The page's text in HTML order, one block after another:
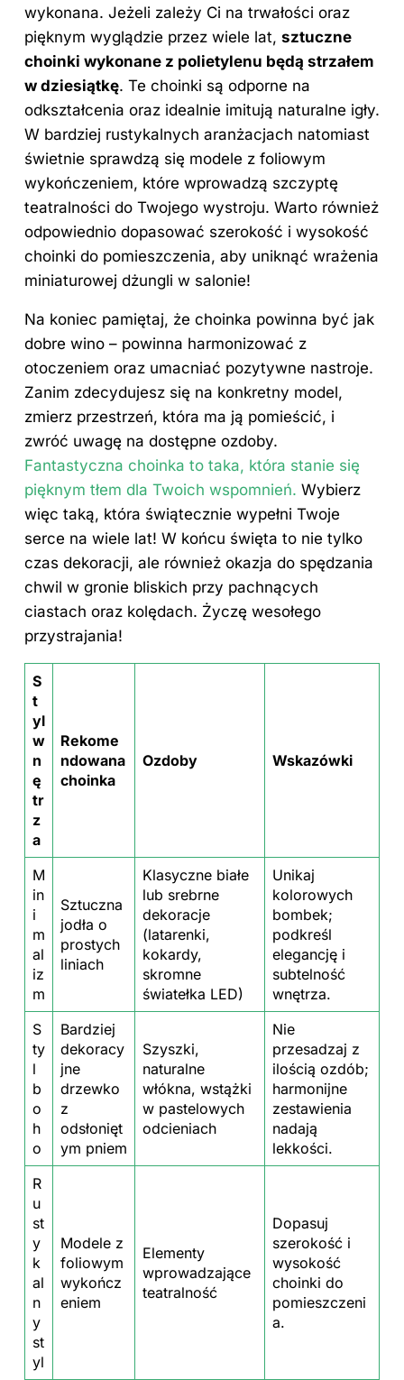
wykonana. Jeżeli zależy Ci na trwałości oraz
pięknym wyglądzie przez wiele lat, sztuczne
choinki wykonane z polietylenu będą strzałem
w dziesiątkę. Te choinki są odporne na
odkształcenia oraz idealnie imitują naturalne igły.
W bardziej rustykalnych aranżacjach natomiast
świetnie sprawdzą się modele z foliowym
wykończeniem, które wprowadzą szczyptę
teatralności do Twojego wystroju. Warto również
odpowiednio dopasować szerokość i wysokość
choinki do pomieszczenia, aby uniknąć wrażenia
miniaturowej dżungli w salonie!
Na koniec pamiętaj, że choinka powinna być jak
dobre wino – powinna harmonizować z
otoczeniem oraz umacniać pozytywne nastroje.
Zanim zdecydujesz się na konkretny model,
zmierz przestrzeń, która ma ją pomieścić, i
zwróć uwagę na dostępne ozdoby.
Fantastyczna choinka to taka, która stanie się
pięknym tłem dla Twoich wspomnień. Wybierz
więc taką, która świątecznie wypełni Twoje
serce na wiele lat! W końcu święta to nie tylko
czas dekoracji, ale również okazja do spędzania
chwil w gronie bliskich przy pachnących
ciastach oraz kolędach. Życzę wesołego
przystrajania!
S
t
yl
w
n
ę
tr
z
a
Rekome
ndowana
choinka
Ozdoby Wskazówki
M
in
i
m
al
iz
m
Sztuczna
jodła o
prostych
liniach
Klasyczne białe
lub srebrne
dekoracje
(latarenki,
kokardy,
skromne
światełka LED)
Unikaj
kolorowych
bombek;
podkreśl
elegancję i
subtelność
wnętrza.
S
ty
l
b
o
h
o
Bardziej
dekoracy
jne
drzewko
z
odsłonięt
ym pniem
Szyszki,
naturalne
włókna, wstążki
w pastelowych
odcieniach
Nie
przesadzaj z
ilością ozdób;
harmonijne
zestawienia
nadają
lekkości.
R
u
st
y
k
al
n
y
st
yl
Modele z
foliowym
wykończ
eniem
Elementy
wprowadzające
teatralność
Dopasuj
szerokość i
wysokość
choinki do
pomieszczeni
a.